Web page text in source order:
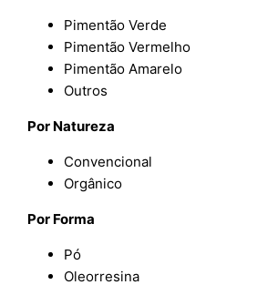
Pimentão Verde
Pimentão Vermelho
Pimentão Amarelo
Outros
Por Natureza
Convencional
Orgânico
Por Forma
Pó
Oleorresina